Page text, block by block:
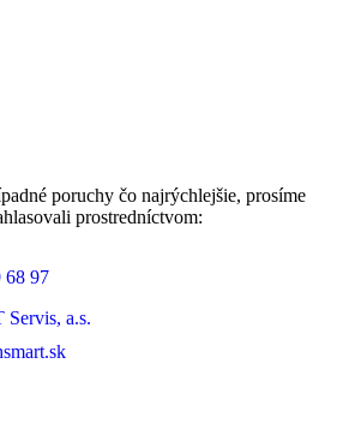
poruchy čo najrýchlejšie, prosíme
prostredníctvom:
68 97
a.s.